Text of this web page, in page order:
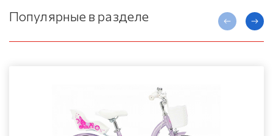
Популярные в разделе